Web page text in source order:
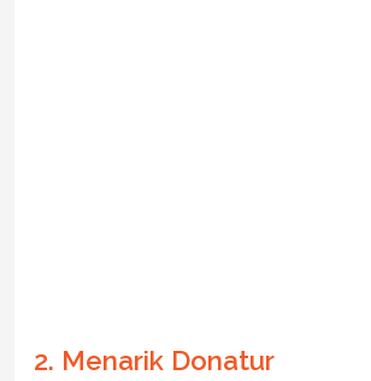
2. Menarik Donatur